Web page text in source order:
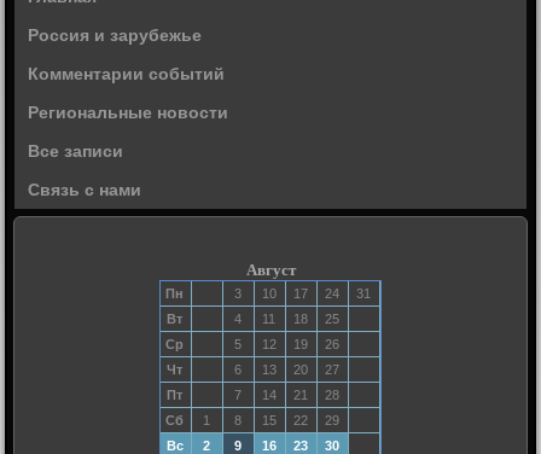
Россия и зарубежье
Комментарии событий
Региональные новости
Все записи
Связь с нами
Август
Пн 3 10 17 24
31
Вт
4 11 18
25
Ср
5 12 19
26
Чт
6 13 20
27
Пт
7 14 21
28
Сб
1 8 15 22
29
Вс
2 9 16 23 30